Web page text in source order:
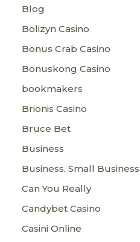
Blog
Bolizyn Casino
Bonus Crab Casino
Bonuskong Casino
bookmakers
Brionis Casino
Bruce Bet
Business
Business, Small Business
Can You Really
Candybet Casino
Casini Online